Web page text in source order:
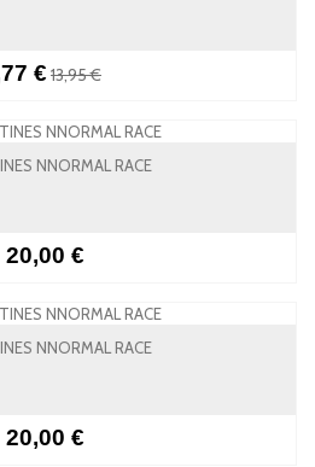
€ 13,95 €
NNORMAL RACE
20,00 €
NNORMAL RACE
20,00 €